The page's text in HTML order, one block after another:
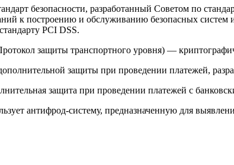
безопасности, разработанный Советом по
к построению и обслуживанию безопасных
PCI DSS.
защиты транспортного уровня) —
защиты при проведении платежей,
защита при проведении платежей с
антифрод-систему, предназначенную для